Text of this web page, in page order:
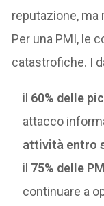
reputazione, ma
Per una PMI, le
catastrofiche. I
il 60% delle
attacco
attività entro
il 75% delle
continuare a